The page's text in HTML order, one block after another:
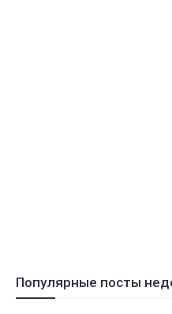
Популярные посты